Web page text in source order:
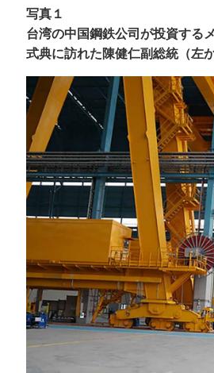
写真１
台湾の中国鋼鉄公司が投資する
式典に訪れた陳健仁副総統（左